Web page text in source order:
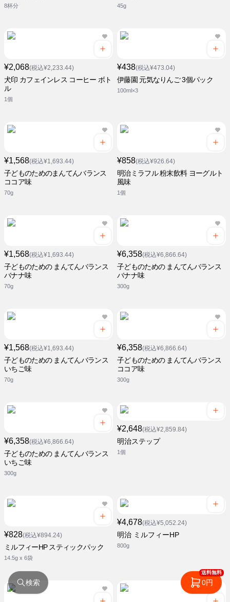
8杯分 45g
¥2,068(税込¥2,233.44)
犬印 カフェインレス コーヒー ボト
ル
1個
¥438(税込¥473.04)
伊藤園 元気なりんご 3個パック
100ml×3
¥1,568(税込¥1,693.44)
子どものためのまんてんバランス
ココア味
70g
¥858(税込¥926.64)
明治ミラフル 粉末飲料 ヨーグルト
風味
1個
¥1,568(税込¥1,693.44)
子どものための まんてんバランス
バナナ味
70g
¥6,358(税込¥6,866.64)
子どものための まんてんバランス
バナナ味
300g
¥1,568(税込¥1,693.44)
子どものための まんてんバランス
いちご味
70g
¥6,358(税込¥6,866.64)
子どものための まんてんバランス
ココア味
300g
¥6,358(税込¥6,866.64)
子どものための まんてんバランス
いちご味
300g
¥2,648(税込¥2,859.84)
明治ステップ
1個
¥828(税込¥894.24)
ミルフィーHP スティックパック
14.5g x 6袋
¥4,678(税込¥5,052.24)
明治 ミルフィーHP
800g
検索
送料無料
0円